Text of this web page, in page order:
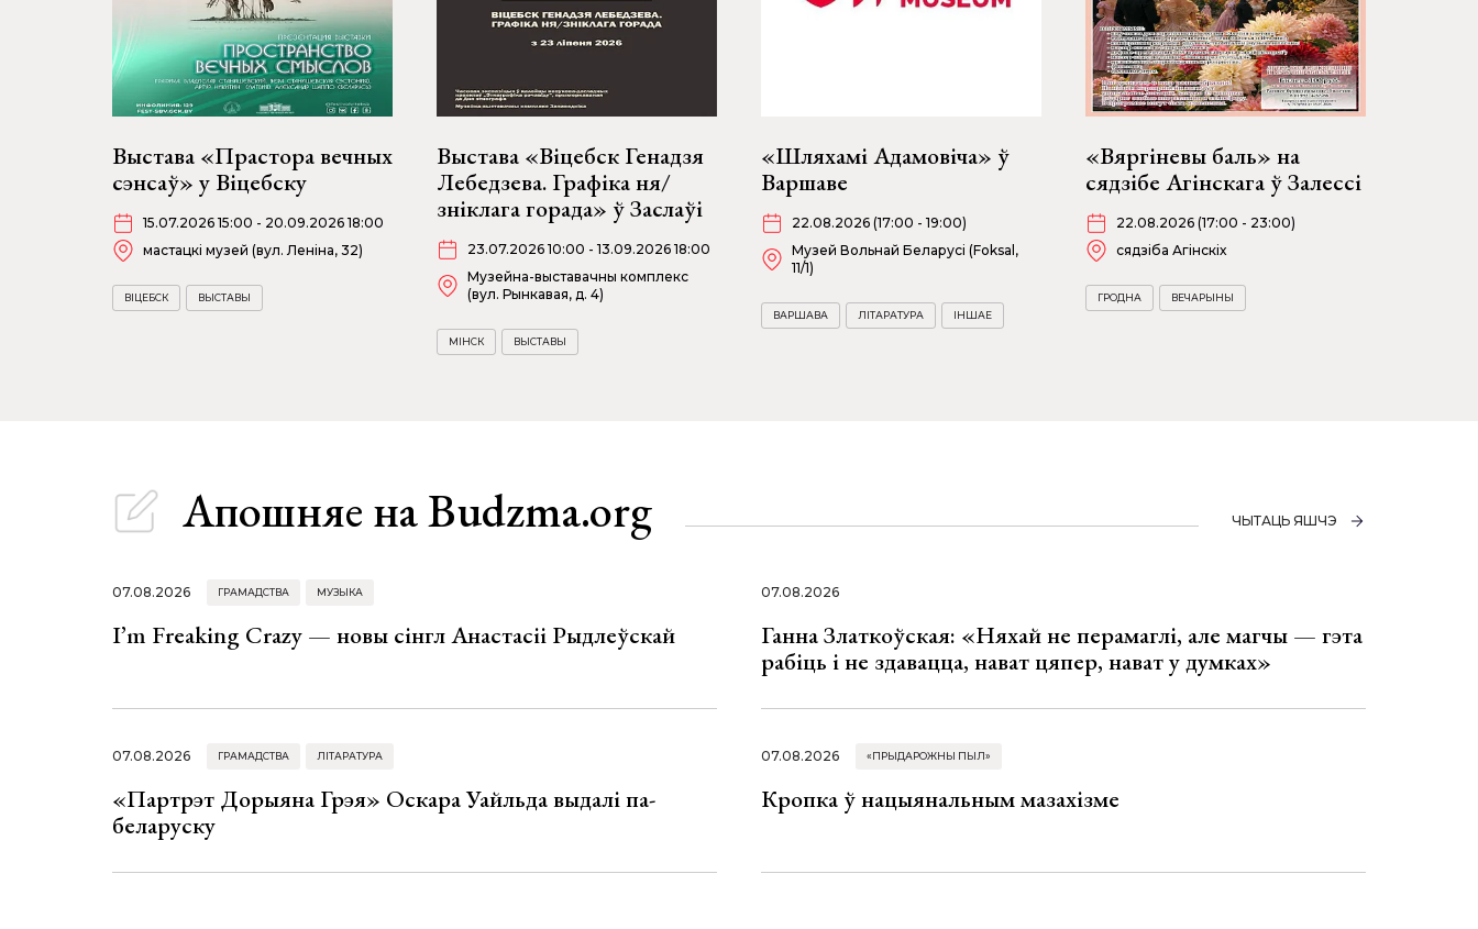
Выстава «Прастора вечных
сэнсаў» у Віцебску
15.07.2026 15:00 - 20.09.2026 18:00
мастацкі музей (вул. Леніна, 32)
ВІЦЕБСК ВЫСТАВЫ
Выстава «Віцебск Генадзя
Лебедзева. Графіка ня/
зніклага горада» ў Заслаўі
23.07.2026 10:00 - 13.09.2026 18:00
Музейна-выставачны комплекс
(вул. Рынкавая, д. 4)
МІНСК ВЫСТАВЫ
«Шляхамі Адамовіча» ў
Варшаве
22.08.2026 (17:00 - 19:00)
Музей Вольнай Беларусі (Foksal,
11/1)
ВАРШАВА ЛІТАРАТУРА ІНШАЕ
«Вяргіневы баль» на
сядзібе Агінскага ў Залессі
22.08.2026 (17:00 - 23:00)
сядзіба Агінскіх
ГРОДНА ВЕЧАРЫНЫ
Апошняе на Budzma.org ЧЫТАЦЬ ЯШЧЭ
07.08.2026 ГРАМАДСТВА МУЗЫКА
I’m Freaking Crazy — новы сінгл Анастасіі Рыдлеўскай
07.08.2026
Ганна Златкоўская: «Няхай не перамаглі, але магчы — гэта
рабіць і не здавацца, нават цяпер, нават у думках»
07.08.2026 ГРАМАДСТВА ЛІТАРАТУРА
«Партрэт Дорыяна Грэя» Оскара Уайльда выдалі па-
беларуску
07.08.2026 «ПРЫДАРОЖНЫ ПЫЛ»
Кропка ў нацыянальным мазахізме